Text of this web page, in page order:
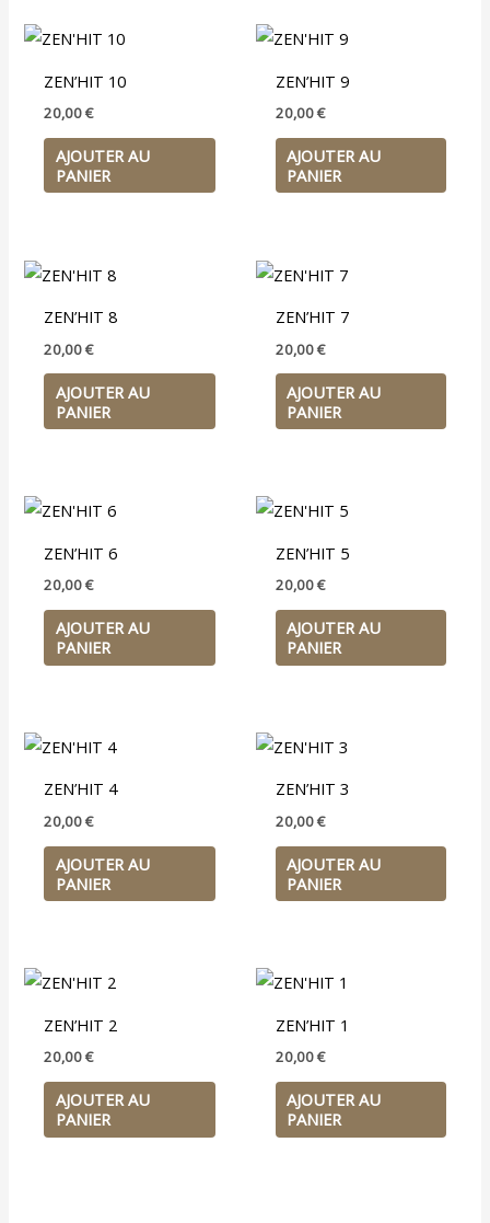
ZEN’HIT 10
20,00€
AJOUTER AU
PANIER
ZEN’HIT 9
20,00€
AJOUTER AU
PANIER
ZEN’HIT 8
20,00€
AJOUTER AU
PANIER
ZEN’HIT 7
20,00€
AJOUTER AU
PANIER
ZEN’HIT 6
20,00€
AJOUTER AU
PANIER
ZEN’HIT 5
20,00€
AJOUTER AU
PANIER
ZEN’HIT 4
20,00€
AJOUTER AU
PANIER
ZEN’HIT 3
20,00€
AJOUTER AU
PANIER
ZEN’HIT 2
20,00€
AJOUTER AU
PANIER
ZEN’HIT 1
20,00€
AJOUTER AU
PANIER